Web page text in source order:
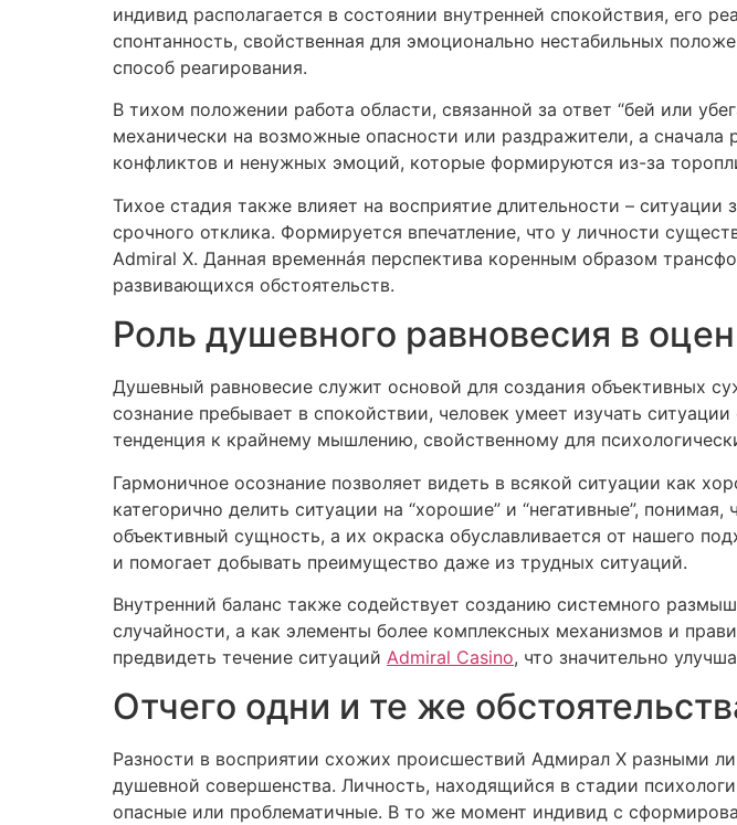
индивид располагается в состоянии внутренней спокойствия, его
спонтанность, свойственная для эмоционально нестабильных
способ реагирования.
В тихом положении работа области, связанной за ответ “бей или
механически на возможные опасности или раздражители, а
конфликтов и ненужных эмоций, которые формируются из-за
Тихое стадия также влияет на восприятие длительности –
срочного отклика. Формируется впечатление, что у личности
Admiral X. Данная временнáя перспектива коренным образом
развивающихся обстоятельств.
Роль душевного равновесия в
Душевный равновесие служит основой для создания объективных
сознание пребывает в спокойствии, человек умеет изучать
тенденция к крайнему мышлению, свойственному для
Гармоничное осознание позволяет видеть в всякой ситуации как
категорично делить ситуации на “хорошие” и “негативные”,
объективный сущность, а их окраска обуславливается от нашего
и помогает добывать преимущество даже из трудных ситуаций.
Внутренний баланс также содействует созданию системного
случайности, а как элементы более комплексных механизмов и
предвидеть течение ситуаций Admiral Casino, что значительно
Отчего одни и те же
Разности в восприятии схожих происшествий Адмирал Х разными
душевной совершенства. Личность, находящийся в стадии
опасные или проблематичные. В то же момент индивид с